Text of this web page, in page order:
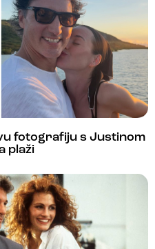
fotografiju s Justinom
plaži